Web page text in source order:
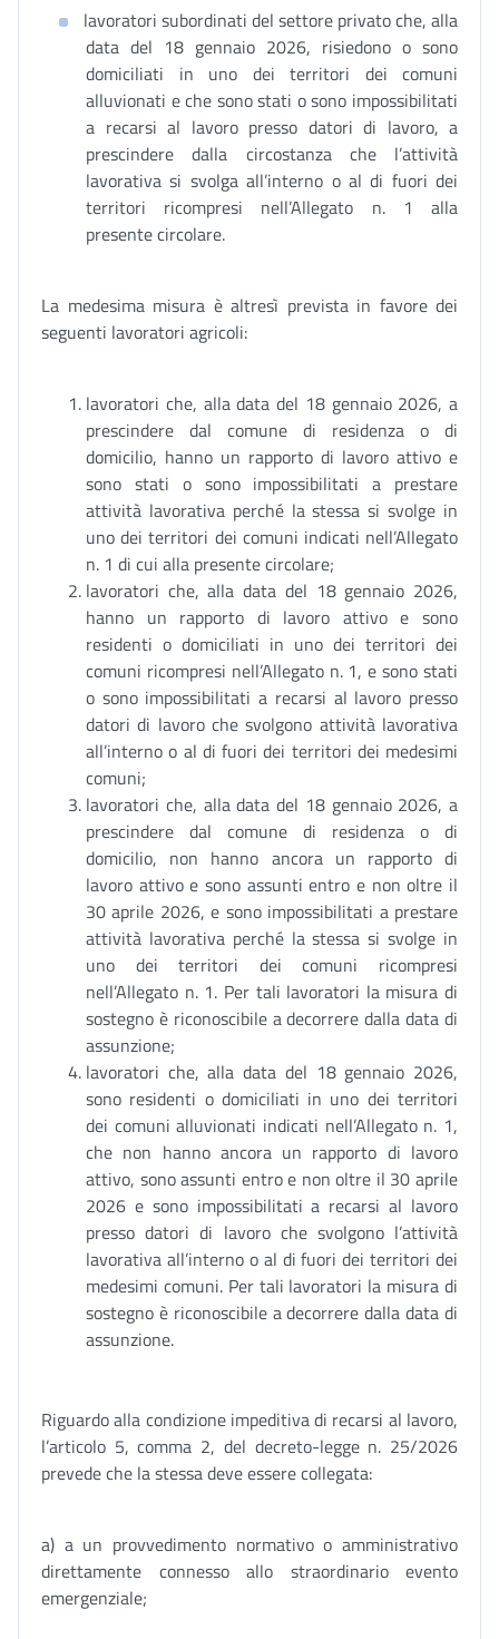
lavoratori subordinati del settore privato che, alla
data del 18 gennaio 2026, risiedono o sono
domiciliati in uno dei territori dei comuni
alluvionati e che sono stati o sono impossibilitati
a recarsi al lavoro presso datori di lavoro, a
prescindere dalla circostanza che l’attività
lavorativa si svolga all’interno o al di fuori dei
territori ricompresi nell’Allegato n. 1 alla
presente circolare.
La medesima misura è altresì prevista in favore dei
seguenti lavoratori agricoli:
lavoratori che, alla data del 18 gennaio 2026, a
prescindere dal comune di residenza o di
domicilio, hanno un rapporto di lavoro attivo e
sono stati o sono impossibilitati a prestare
attività lavorativa perché la stessa si svolge in
uno dei territori dei comuni indicati nell’Allegato
n. 1 di cui alla presente circolare;
lavoratori che, alla data del 18 gennaio 2026,
hanno un rapporto di lavoro attivo e sono
residenti o domiciliati in uno dei territori dei
comuni ricompresi nell’Allegato n. 1, e sono stati
o sono impossibilitati a recarsi al lavoro presso
datori di lavoro che svolgono attività lavorativa
all’interno o al di fuori dei territori dei medesimi
comuni;
lavoratori che, alla data del 18 gennaio 2026, a
prescindere dal comune di residenza o di
domicilio, non hanno ancora un rapporto di
lavoro attivo e sono assunti entro e non oltre il
30 aprile 2026, e sono impossibilitati a prestare
attività lavorativa perché la stessa si svolge in
uno dei territori dei comuni ricompresi
nell’Allegato n. 1. Per tali lavoratori la misura di
sostegno è riconoscibile a decorrere dalla data di
assunzione;
lavoratori che, alla data del 18 gennaio 2026,
sono residenti o domiciliati in uno dei territori
dei comuni alluvionati indicati nell’Allegato n. 1,
che non hanno ancora un rapporto di lavoro
attivo, sono assunti entro e non oltre il 30 aprile
2026 e sono impossibilitati a recarsi al lavoro
presso datori di lavoro che svolgono l’attività
lavorativa all’interno o al di fuori dei territori dei
medesimi comuni. Per tali lavoratori la misura di
sostegno è riconoscibile a decorrere dalla data di
assunzione.
Riguardo alla condizione impeditiva di recarsi al lavoro,
l’articolo 5, comma 2, del decreto-legge n. 25/2026
prevede che la stessa deve essere collegata:
a) a un provvedimento normativo o amministrativo
direttamente connesso allo straordinario evento
emergenziale;